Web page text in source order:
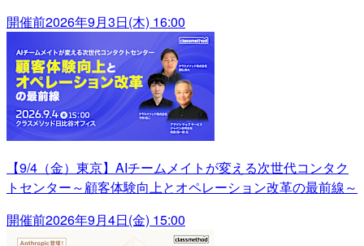
開催前2026年9月3日(木) 16:00
【9/4（金）東京】AIチームメイトが変える次世代コンタク
トセンター～顧客体験向上とオペレーション改革の最前線～
開催前2026年9月4日(金) 15:00